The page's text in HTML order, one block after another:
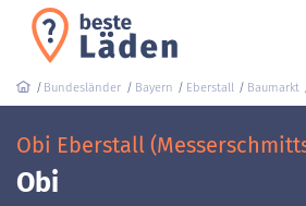
Bundesländer Bayern Eberstall Baumarkt
Obi Eberstall
Obi